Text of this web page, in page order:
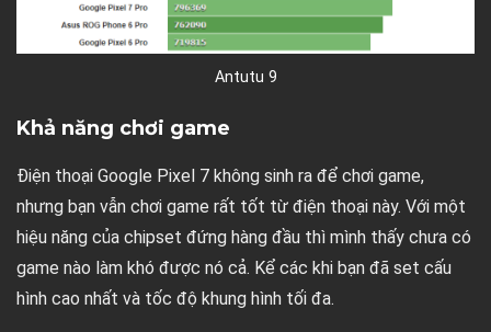
Antutu 9
Khả năng chơi game
Điện thoại Google Pixel 7 không sinh ra để chơi game,
nhưng bạn vẫn chơi game rất tốt từ điện thoại này. Với một
hiệu năng của chipset đứng hàng đầu thì mình thấy chưa có
game nào làm khó được nó cả. Kể các khi bạn đã set cấu
hình cao nhất và tốc độ khung hình tối đa.